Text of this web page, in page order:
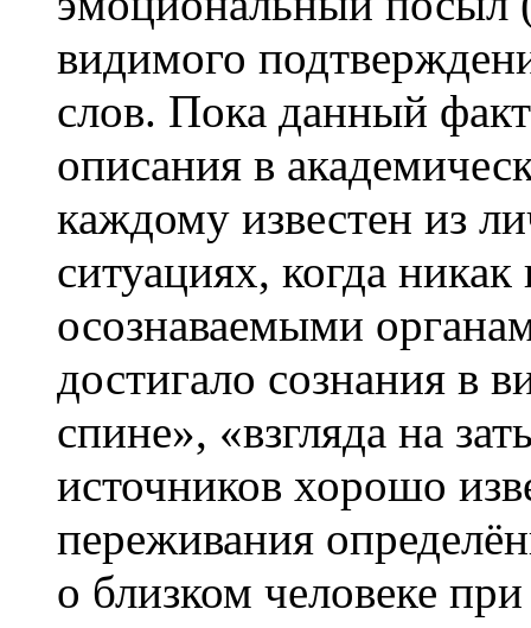
видимого
слов. Пока данный
описания в
каждому известен из
ситуациях, когда
осознаваемыми
достигало сознания в
спине», «взгляда на
источников хорошо
переживания
о близком человеке